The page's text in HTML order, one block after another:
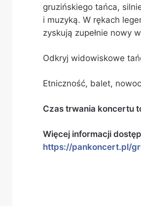
gruzińskiego tańca,
i muzyką. W rękach
zyskują zupełnie nowy
Odkryj widowiskowe
Etniczność, balet,
Czas trwania koncertu
Więcej informacji
https://pankoncert.pl/